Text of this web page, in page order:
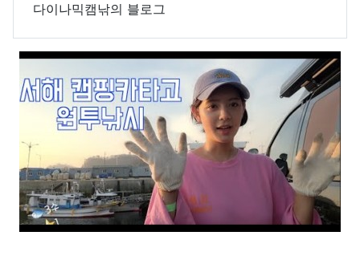
다이나믹캠낚의 블로그